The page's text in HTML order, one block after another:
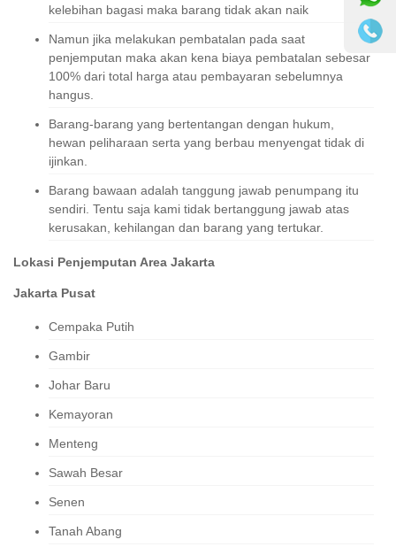
kelebihan bagasi maka barang tidak akan naik
Namun jika melakukan pembatalan pada saat
penjemputan maka akan kena biaya pembatalan sebesar
100% dari total harga atau pembayaran sebelumnya
hangus.
Barang-barang yang bertentangan dengan hukum,
hewan peliharaan serta yang berbau menyengat tidak di
ijinkan.
Barang bawaan adalah tanggung jawab penumpang itu
sendiri. Tentu saja kami tidak bertanggung jawab atas
kerusakan, kehilangan dan barang yang tertukar.
Lokasi Penjemputan Area Jakarta
Jakarta Pusat
Cempaka Putih
Gambir
Johar Baru
Kemayoran
Menteng
Sawah Besar
Senen
Tanah Abang